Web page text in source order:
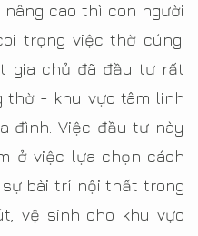
cao thì con người
trọng việc thờ cúng.
gia chủ đã đầu tư rất
thờ - khu vực tâm linh
đình. Việc đầu tư này
ở việc lựa chọn cách
bài trí nội thất trong
vệ sinh cho khu vực